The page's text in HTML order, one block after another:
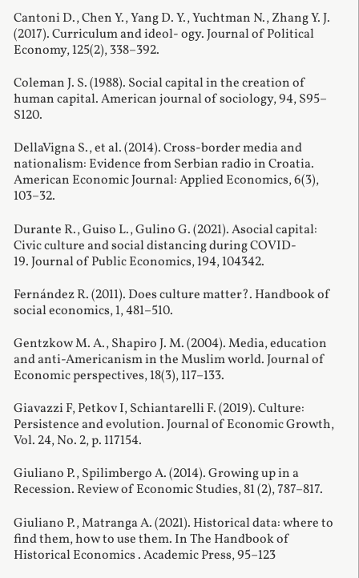
Cantoni D., Chen Y., Yang D. Y., Yuchtman N., Zhang Y. J.
(2017). Curriculum and ideol- ogy. Journal of Political
Economy, 125(2), 338–392.
Coleman J. S. (1988). Social capital in the creation of
human capital. American journal of sociology, 94, S95–
S120.
DellaVigna S., et al. (2014). Cross-border media and
nationalism: Evidence from Serbian radio in Croatia.
American Economic Journal: Applied Economics, 6(3),
103–32.
Durante R., Guiso L., Gulino G. (2021). Asocial capital:
Civic culture and social distancing during COVID-
19. Journal of Public Economics, 194, 104342.
Fernández R. (2011). Does culture matter?. Handbook of
social economics, 1, 481–510.
Gentzkow M. A., Shapiro J. M. (2004). Media, education
and anti-Americanism in the Muslim world. Journal of
Economic perspectives, 18(3), 117–133.
Giavazzi F, Petkov I, Schiantarelli F. (2019). Culture:
Persistence and evolution. Journal of Economic Growth,
Vol. 24, No. 2, p. 117154.
Giuliano P., Spilimbergo A. (2014). Growing up in a
Recession. Review of Economic Studies, 81 (2), 787–817.
Giuliano P., Matranga A. (2021). Historical data: where to
find them, how to use them. In The Handbook of
Historical Economics . Academic Press, 95–123